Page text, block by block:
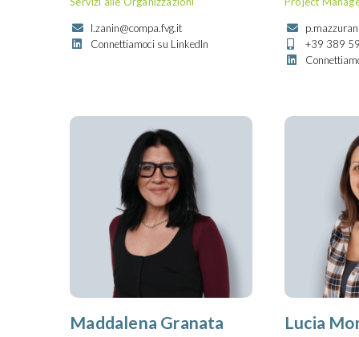
l.zanin@compa.fvg.it
Connettiamoci su LinkedIn
+39 389
Maddalena Granata Lucia